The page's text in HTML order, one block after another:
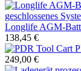
Longlife AGM-
138,45 €
249,00 €